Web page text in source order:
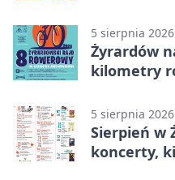
5 sierpnia 2026
Żyrardów
kilometry
5 sierpnia 2026
Sierpień w
koncerty,